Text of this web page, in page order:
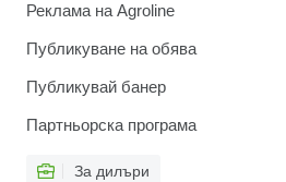
Реклама на Agroline
Публикуване на обява
Публикувай банер
Партньорска програма
За дилъри